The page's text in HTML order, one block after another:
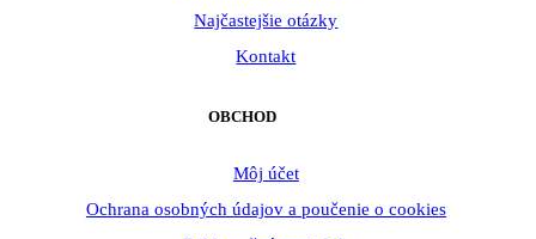
Najčastejšie otázky
Kontakt
OBCHOD
Môj účet
Ochrana osobných údajov a poučenie o cookies